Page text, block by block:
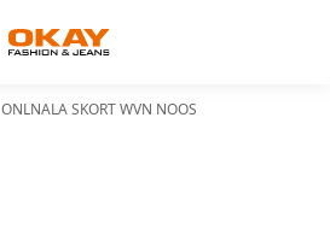
ONLNALA SKORT WVN NOOS